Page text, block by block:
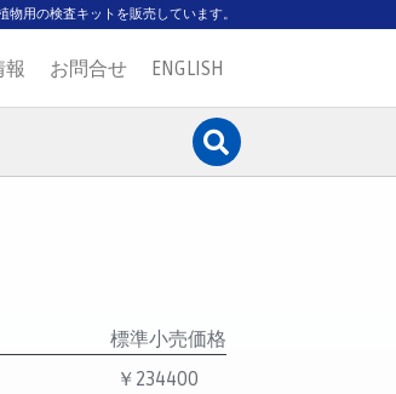
用の検査キットを販売しています。
報 お問合せ ENGLISH
標準小売価格
￥234400